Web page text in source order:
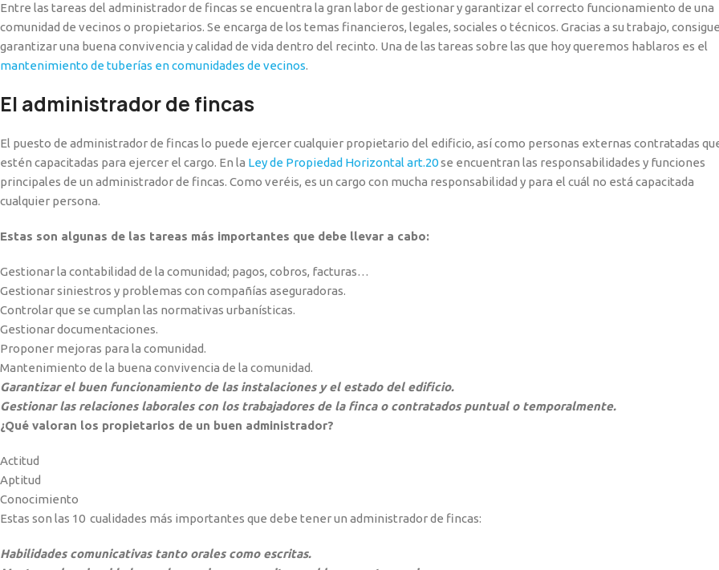
Entre las tareas del administrador de fincas se encuentra la gran labor de gestionar y garantizar el correcto funcionamiento de una
comunidad de vecinos o propietarios. Se encarga de los temas financieros, legales, sociales o técnicos. Gracias a su trabajo,
garantizar una buena convivencia y calidad de vida dentro del recinto. Una de las tareas sobre las que hoy queremos hablaros es el
mantenimiento de tuberías en comunidades de vecinos.
El administrador de fincas
El puesto de administrador de fincas lo puede ejercer cualquier propietario del edificio, así como personas externas contratadas
estén capacitadas para ejercer el cargo. En la Ley de Propiedad Horizontal art.20se encuentran las responsabilidades y funciones
principales de un administrador de fincas. Como veréis, es un cargo con mucha responsabilidad y para el cuál no está capacitada
cualquier persona.
Estas son algunas de las tareas más importantes que debe llevar a cabo:
Gestionar la contabilidad de la comunidad; pagos, cobros, facturas…
Gestionar siniestros y problemas con compañías aseguradoras.
Controlar que se cumplan las normativas urbanísticas.
Gestionar documentaciones.
Proponer mejoras para la comunidad.
Mantenimiento de la buena convivencia de la comunidad.
Garantizar el buen funcionamiento de las instalaciones y el estado del edificio.
Gestionar las relaciones laborales con los trabajadores de la finca o contratados puntual o temporalmente.
¿Qué valoran los propietarios de un buen administrador?
Actitud
Aptitud
Conocimiento
Estas son las 10 cualidades más importantes que debe tener un administrador de fincas:
Habilidades comunicativas tanto orales como escritas.